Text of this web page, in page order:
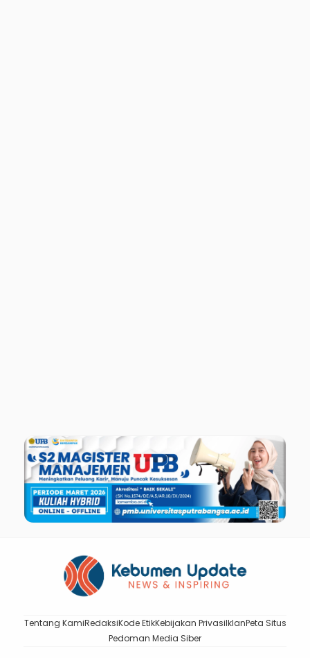
Tentang KamiRedaksiKode EtikKebijakan PrivasiIklanPeta Situs
Pedoman Media Siber